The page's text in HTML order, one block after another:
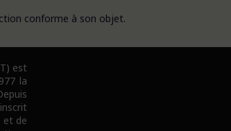
conforme à son objet.
est
la
et de